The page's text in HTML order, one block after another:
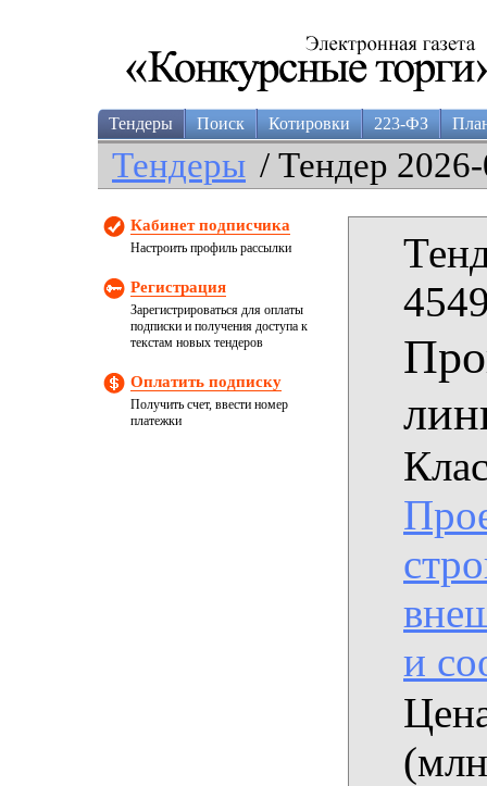
Тендеры Поиск Котировки 223-ФЗ
Тендеры / Тендер
Кабинет подписчика
Настроить профиль рассылки
Регистрация
Зарегистрироваться для оплаты
подписки и получения доступа к
текстам новых тендеров
Оплатить подписку
Получить счет, ввести номер
платежки
и